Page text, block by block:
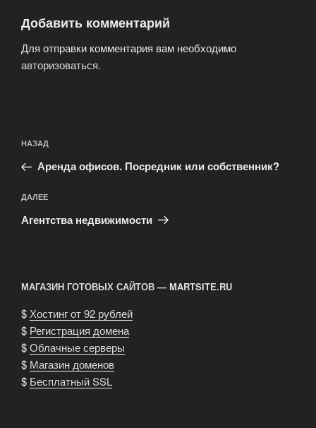
Добавить комментарий
Для отправки комментария вам необходимо
авторизоваться.
по
записям
Предыдущая
запись:
НАЗАД
Аренда офисов. Посредник или собственник?
Следующая
запись
ДАЛЕЕ
Агентства недвижимости
МАГАЗИН ГОТОВЫХ САЙТОВ — MARTSITE.RU
$Хостинг от 92 рублей
$ Регистрация домена
$Облачные серверы
$ Магазин доменов
$ Бесплатный SSL